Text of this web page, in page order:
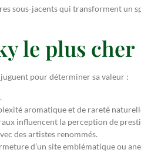
sous-jacents qui transforment un
le plus cher
pour déterminer sa valeur :
aromatique et de rareté
influencent la perception de
des artistes renommés.
d’un site emblématique ou